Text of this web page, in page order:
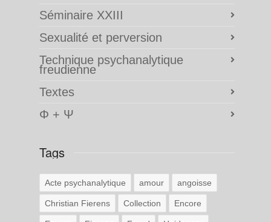
Séminaire XXIII
Sexualité et perversion
Technique psychanalytique
freudienne
Textes
Φ + Ψ
Tags
Acte psychanalytique amour angoisse
Christian Fierens Collection Encore